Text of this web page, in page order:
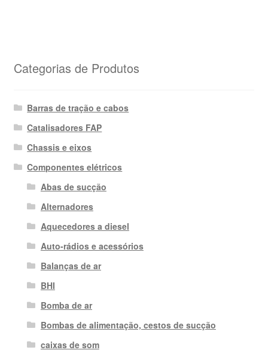
Categorias de Produtos
Barras de tração e cabos
Catalisadores FAP
Chassis e eixos
Componentes elétricos
Abas de sucção
Alternadores
Aquecedores a diesel
Auto-rádios e acessórios
Balanças de ar
BHI
Bomba de ar
Bombas de alimentação, cestos de sucção
caixas de som